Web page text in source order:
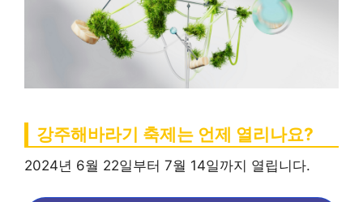
강주해바라기 축제는 언제 열리나요?
2024년 6월 22일부터 7월 14일까지 열립니다.